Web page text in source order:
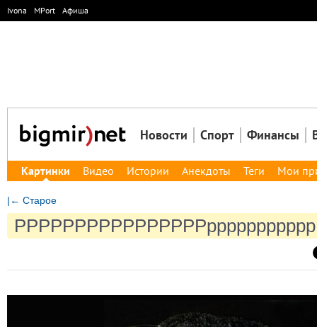
Ivona MPort Афиша
Новости Спорт Финансы
Картинки Видео Истории Анекдоты Теги Мои
|← Старое